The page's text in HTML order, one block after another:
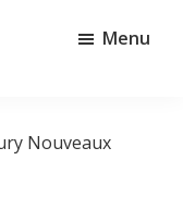
Menu
Nouveaux